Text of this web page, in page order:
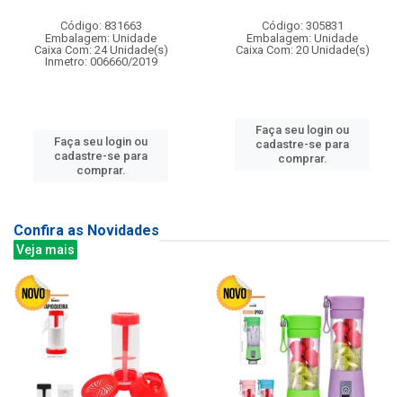
Código: 831663
Embalagem: Unidade
Caixa Com: 24 Unidade(s)
Inmetro: 006660/2019
Faça seu login ou
cadastre-se para
comprar.
Código: 305831
Embalagem: Unidade
Caixa Com: 20 Unidade(s)
Faça seu login ou
cadastre-se para
comprar.
Confira as Novidades
Veja mais